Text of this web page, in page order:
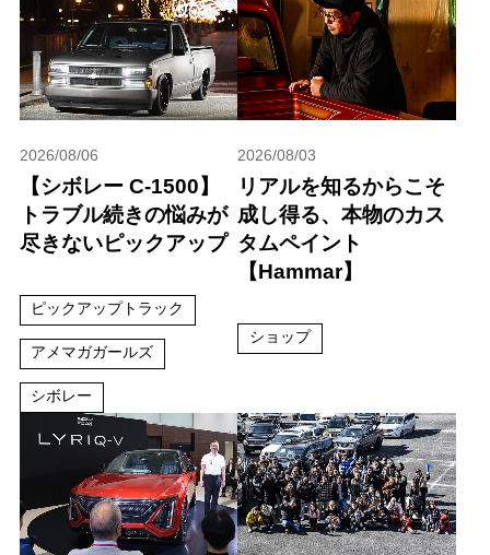
2026/08/06
【シボレー C-1500】
トラブル続きの悩みが
尽きないピックアップ
ピックアップトラック
アメマガガールズ
シボレー
2026/08/03
リアルを知るからこそ
成し得る、本物のカス
タムペイント
【Hammar】
ショップ